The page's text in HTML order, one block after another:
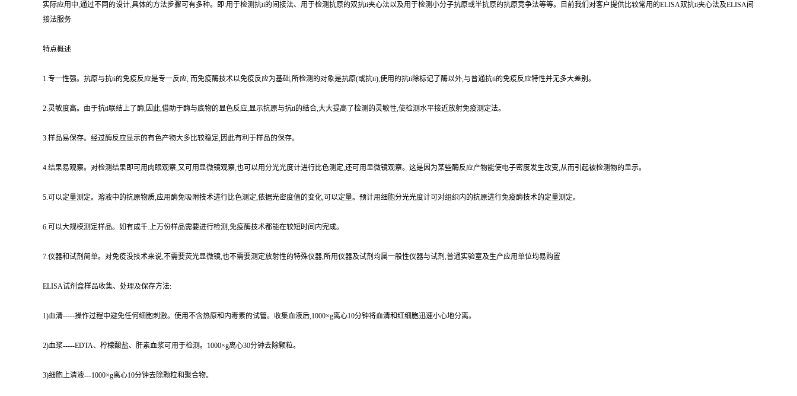
实际应用中,通过不同的设计,具体的方法步骤可有多种。即:用于检测抗ti的间接法、用于检测抗原的双抗ti夹心法以及用于检测小分子抗原或半抗原的抗原竞争法等等。目前我们对客户提供比较常用的ELISA双抗ti夹心法及ELISA间
接法服务
特点概述
1.专一性强。抗原与抗ti的免疫反应是专一反应, 而免疫酶技术以免疫反应为基础,所检测的对象是抗原(或抗ti),使用的抗ti除标记了酶以外,与普通抗ti的免疫反应特性并无多大差别。
2.灵敏度高。由于抗ti联结上了酶,因此,借助于酶与底物的显色反应,显示抗原与抗ti的结合,大大提高了检测的灵敏性,使检测水平接近放射免疫测定法。
3.样品易保存。经过酶反应显示的有色产物大多比较稳定,因此有利于样品的保存。
4.结果易观察。对检测结果即可用肉眼观察,又可用显微镜观察,也可以用分光光度计进行比色测定,还可用显微镜观察。这是因为某些酶反应产物能使电子密度发生改变,从而引起被检测物的显示。
5.可以定量测定。溶液中的抗原物质,应用酶免吸附技术进行比色测定,依据光密度值的变化,可以定量。预计用细胞分光光度计可对组织内的抗原进行免疫酶技术的定量测定。
6.可以大规模测定样品。如有成千.上万份样品需要进行检测,免疫酶技术都能在较短时间内完成。
7.仪器和试剂简单。对免疫没技术来说,不需要荧光显微镜,也不需要测定放射性的特殊仪器,所用仪器及试剂均属一般性仪器与试剂,普通实验室及生产应用单位均易购置
ELISA试剂盒样品收集、处理及保存方法:
1)血清-----操作过程中避免任何细胞刺激。使用不含热原和内毒素的试管。收集血液后,1000×g离心10分钟将血清和红细胞迅速小心地分离。
2)血浆-----EDTA、柠檬酸盐、肝素血浆可用于检测。1000×g离心30分钟去除颗粒。
3)细胞上清液---1000×g离心10分钟去除颗粒和聚合物。